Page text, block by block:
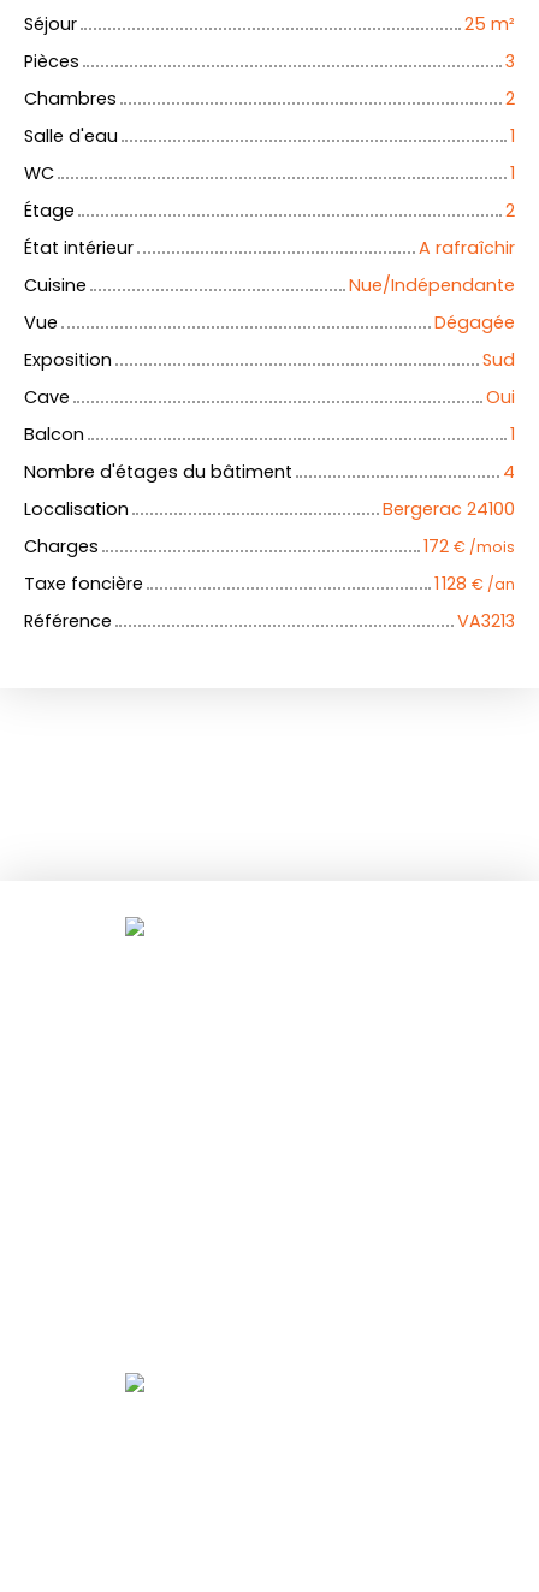
Séjour
25 m²
Pièces
3
Chambres
2
Salle d'eau
1
WC
1
Étage
2
État intérieur
A rafraîchir
Cuisine
Nue/Indépendante
Vue
Dégagée
Exposition
Sud
Cave
Oui
Balcon
1
Nombre d'étages du bâtiment
4
Localisation
Bergerac 24100
Charges
172 € /mois
Taxe foncière 1 128 € /an
Référence VA3213